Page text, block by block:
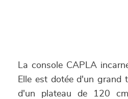
La console CAPLA
Elle est dotée d'un grand
d'un plateau de 120